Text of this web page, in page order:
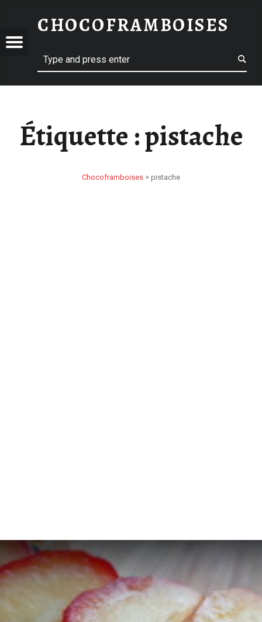
CHOCOFRAMBOISES
Menu
Étiquette :pistache
Chocoframboises > pistache